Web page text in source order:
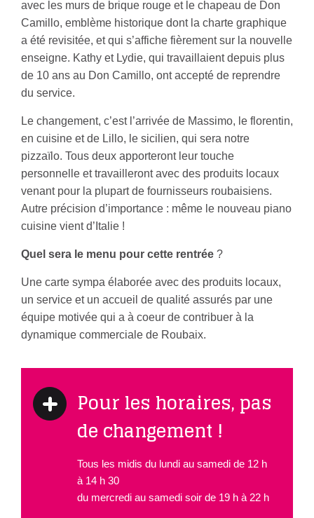
avec les murs de brique rouge et le chapeau de Don
Camillo, emblème historique dont la charte graphique
a été revisitée, et qui s’affiche fièrement sur la nouvelle
enseigne. Kathy et Lydie, qui travaillaient depuis plus
de 10 ans au Don Camillo, ont accepté de reprendre
du service.
Le changement, c’est l’arrivée de Massimo, le florentin,
en cuisine et de Lillo, le sicilien, qui sera notre
pizzaïlo. Tous deux apporteront leur touche
personnelle et travailleront avec des produits locaux
venant pour la plupart de fournisseurs roubaisiens.
Autre précision d’importance : même le nouveau piano
cuisine vient d’Italie !
Quel sera le menu pour cette rentrée ?
Une carte sympa élaborée avec des produits locaux,
un service et un accueil de qualité assurés par une
équipe motivée qui a à coeur de contribuer à la
dynamique commerciale de Roubaix.
Pour les horaires, pas
de changement !
Tous les midis du lundi au samedi de 12 h
à 14 h 30
du mercredi au samedi soir de 19 h à 22 h